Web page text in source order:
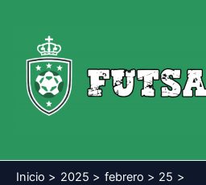
contenido
Inicio 2025 febrero
25